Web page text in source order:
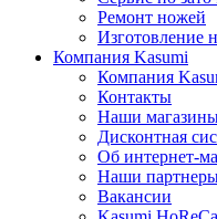
Ремонт ножей
Изготовление
Компания Kasumi
Компания
Контакты
Наши
Дисконтная
Об интернет-
Наши
Вакансии